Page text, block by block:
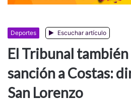
Deportes Escuchar artículo
El Tribunal también
sanción a Costas:
San Lorenzo